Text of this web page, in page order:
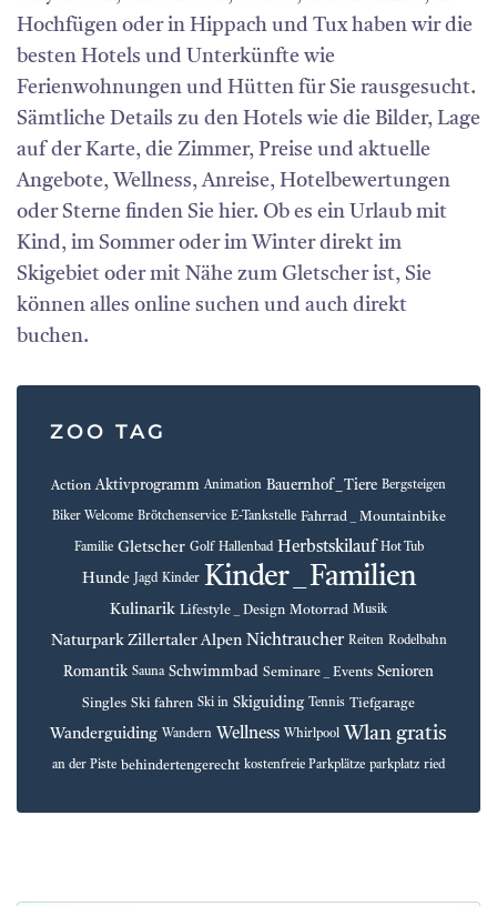
Hochfügen oder in Hippach und Tux haben wir die
besten Hotels und Unterkünfte wie
Ferienwohnungen und Hütten für Sie rausgesucht.
Sämtliche Details zu den Hotels wie die Bilder, Lage
auf der Karte, die Zimmer, Preise und aktuelle
Angebote, Wellness, Anreise, Hotelbewertungen
oder Sterne finden Sie hier. Ob es ein Urlaub mit
Kind, im Sommer oder im Winter direkt im
Skigebiet oder mit Nähe zum Gletscher ist, Sie
können alles online suchen und auch direkt
buchen.
ZOO TAG
Action Aktivprogramm Animation Bauernhof _ Tiere Bergsteigen
Biker Welcome Brötchenservice E-Tankstelle Fahrrad _ Mountainbike
Familie Gletscher Golf Hallenbad Herbstskilauf Hot Tub
Hunde Jagd Kinder Kinder _ Familien
Kulinarik Lifestyle _ Design Motorrad Musik
Naturpark Zillertaler Alpen Nichtraucher Reiten Rodelbahn
Romantik Sauna Schwimmbad Seminare _ Events Senioren
Singles Ski fahren Ski in Skiguiding Tennis Tiefgarage
Wanderguiding Wandern Wellness Whirlpool Wlan gratis
an der Piste behindertengerecht kostenfreie Parkplätze parkplatz ried